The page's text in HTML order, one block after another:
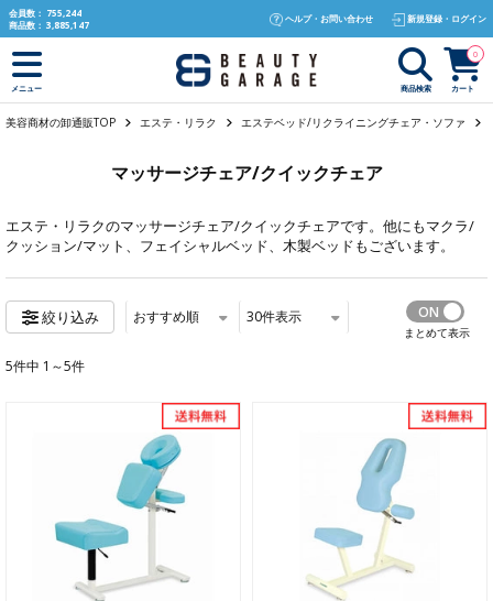
text.skipToContent
text.skipToNavigation
会員数： 755,244
商品数： 3,885,147
ヘルプ・お問い合わせ 新規登録・ログイン
メニュー 商品検索 カート
0
美容商材の卸通販TOP エステ・リラク エステベッド/リクライニングチェア・ソファ
マッサージチェア/クイックチェア
エステ・リラクのマッサージチェア/クイックチェアです。他にもマクラ/
クッション/マット 、 フェイシャルベッド、 木製ベッドもございます。
絞り込み おすすめ順 30件表示
まとめて表示
5件中 1～5件